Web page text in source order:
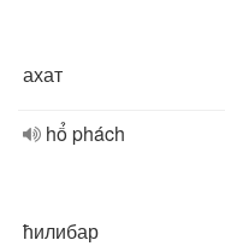
ахат
hổ phách
ћилибар